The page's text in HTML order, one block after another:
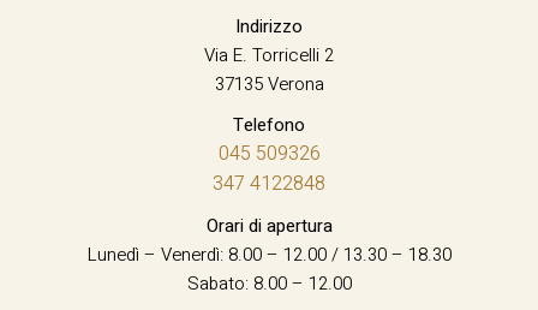
Indirizzo
Via E. Torricelli 2
37135 Verona
Telefono
045 509326
347 4122848
Orari di apertura
Lunedì – Venerdì: 8.00 – 12.00 / 13.30 – 18.30
Sabato: 8.00 – 12.00